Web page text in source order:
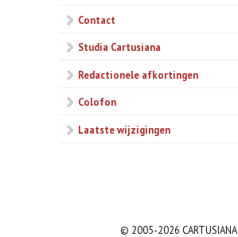
Contact
Studia Cartusiana
Redactionele afkortingen
Colofon
Laatste wijzigingen
© 2005-2026 CARTUSIANA